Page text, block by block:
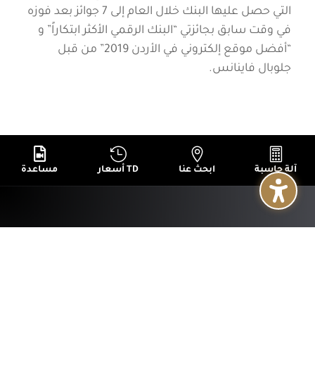
التي حصل عليها البنك خلال العام إلى 7 جوائز بعد فوزه
في وقت سابق بجائزتي “البنك الرقمي الأكثر ابتكاراً” و
“أفضل موقع إلكتروني في الأردن 2019” من قبل
جلوبال فاينانس.

مساعدة

أسعار TD

ابحث عنا

آلة حاسبة